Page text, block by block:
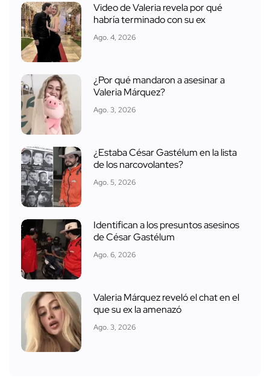
Video de Valeria revela por qué
habría terminado con su ex
Ago. 4, 2026
¿Por qué mandaron a asesinar a
Valeria Márquez?
Ago. 3, 2026
¿Estaba César Gastélum en la lista
de los narcovolantes?
Ago. 5, 2026
Identifican a los presuntos asesinos
de César Gastélum
Ago. 6, 2026
Valeria Márquez reveló el chat en el
que su ex la amenazó
Ago. 3, 2026